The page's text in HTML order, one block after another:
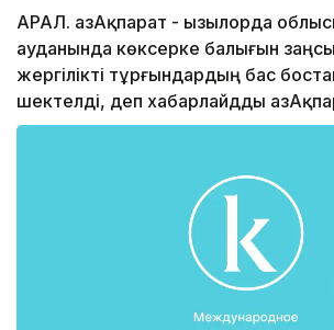
АРАЛ. ҚазАқпарат - Қызылорда
ауданында көксерке балығын
жергілікті тұрғындардың бас
шектелді, деп хабарлайдды